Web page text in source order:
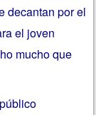
decantan por el
el joven
mucho que